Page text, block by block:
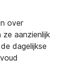
over
aanzienlijk
dagelijkse